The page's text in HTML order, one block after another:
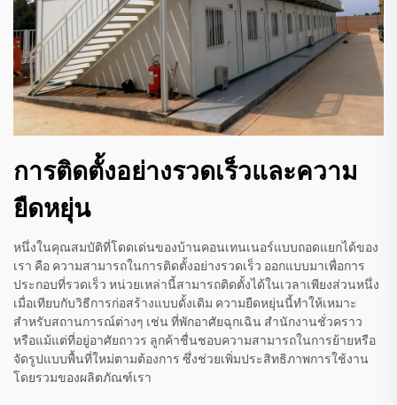
การติดตั้งอย่างรวดเร็วและความ
ยืดหยุ่น
หนึ่งในคุณสมบัติที่โดดเด่นของบ้านคอนเทนเนอร์แบบถอดแยกได้ของ
เรา คือ ความสามารถในการติดตั้งอย่างรวดเร็ว ออกแบบมาเพื่อการ
ประกอบที่รวดเร็ว หน่วยเหล่านี้สามารถติดตั้งได้ในเวลาเพียงส่วนหนึ่ง
เมื่อเทียบกับวิธีการก่อสร้างแบบดั้งเดิม ความยืดหยุ่นนี้ทำให้เหมาะ
สำหรับสถานการณ์ต่างๆ เช่น ที่พักอาศัยฉุกเฉิน สำนักงานชั่วคราว
หรือแม้แต่ที่อยู่อาศัยถาวร ลูกค้าชื่นชอบความสามารถในการย้ายหรือ
จัดรูปแบบพื้นที่ใหม่ตามต้องการ ซึ่งช่วยเพิ่มประสิทธิภาพการใช้งาน
โดยรวมของผลิตภัณฑ์เรา